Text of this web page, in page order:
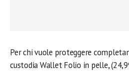
Per chi vuole proteggere
custodia Wallet Folio in pelle,